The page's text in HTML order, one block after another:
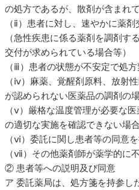
の処方であるが、散剤が含まれ
（ⅱ）患者に対し、速やかに薬
（急性疾患に係る薬剤を調剤す
交付が求められている場合等）
（ⅲ）患者の状態が不安定で処
（ⅳ）麻薬、覚醒剤原料、放射
が認められない医薬品の調剤の
（ⅴ）厳格な温度管理が必要な
の適切な実施を確認できない場合
（ⅵ）委託に関し患者等の同意
（ⅶ）その他薬剤師が薬学的に
② 患者等への説明及び同意
ア 委託薬局は、処方箋を持参し